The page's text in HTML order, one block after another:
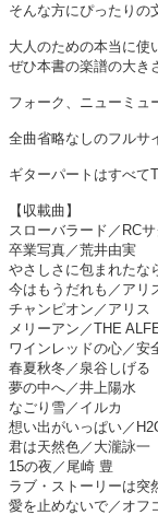
そんな方にぴったりの
大人のための本当に使
ぜひ本書の楽譜の大き
フォーク、ニューミュ
全曲省略なしのフルサ
ギターパートはすべて
【収載曲】
スローバラード／RC
卒業写真／荒井由実
やさしさに包まれたな
今はもうだれも／アリ
チャンピオン／アリス
メリーアン／THE
ワインレッドの心／安
春夏秋冬／泉谷しげる
夢の中へ／井上陽水
なごり雪／イルカ
想い出がいっぱい／
君は天然色／大瀧詠一
15の夜／尾崎 豊
ラブ・ストーリーは突
愛を止めないで／オフ